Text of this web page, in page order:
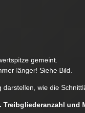
gemeint.
länger! Siehe Bild.
wie die